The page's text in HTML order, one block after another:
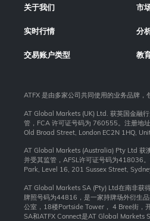
关于我们 市
实时行情 分
交易账户类型 教
ATFX 是由多家公司共同使用的业务品牌，
AT Global Markets (UK) Ltd. 获英国金融
管，FCA 许可证号码为 760555。注册地
Old Broad Street, London EC2N 1HQ,
AT Global Markets (Australia) Pty Ltd 获
并受其监管，AFSL许可证号码为418036
Park, Level 16, 201 Sussex Street,
AT Global Markets SA (Pty) Ltd在南非获
牌照号码为44816，是一家持牌场外衍生
公室，18楼Portside Tower， 4 Bree街，
SA和ATFX Connect是AT Global Markets